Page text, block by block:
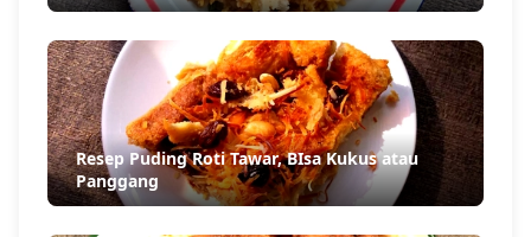
Resep Puding Roti Tawar, BIsa Kukus atau
Panggang